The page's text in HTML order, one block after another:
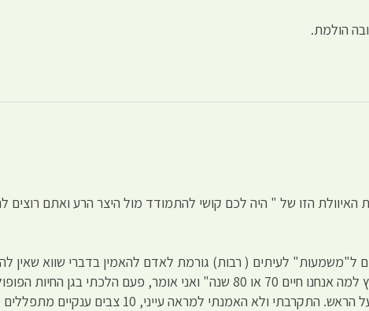
הולמת.
האיוולת הזו של " היה לכם קושי להתמודד מול היצר הרע ואתם
ל"משמעות" לעיתים ( רבות) גורמת לאדם להאמין בדברי שווא
" אף אחד לא הביא לי תירוץ למה אנחנו חיים 70 או 80 שנה" ואני
שחיים 100 שנים עם כיפה על הראש.